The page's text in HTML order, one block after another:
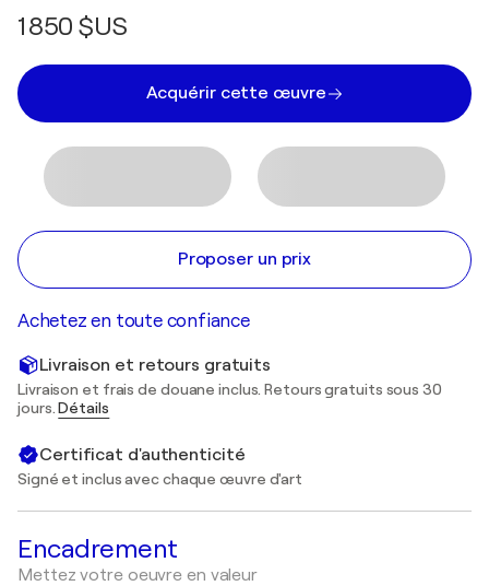
1 850 $US
Acquérir cette œuvre
Proposer un prix
Achetez en toute confiance
Livraison et retours gratuits
Livraison et frais de douane inclus. Retours gratuits sous 30
jours.Détails
Certificat d'authenticité
Signé et inclus avec chaque œuvre d'art
Encadrement
Mettez votre oeuvre en valeur